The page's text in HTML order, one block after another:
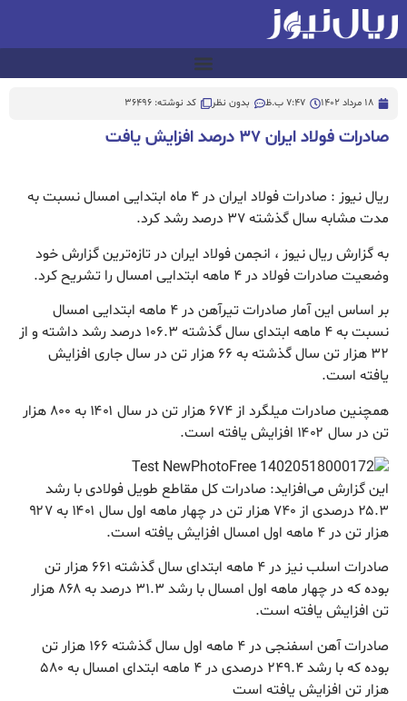
18 مرداد 1402 7:47 ب.ظ بدون نظر کد نوشته: 36496
صادرات فولاد ایران ۳۷ درصد افزایش یافت
ریال نیوز : صادرات فولاد ایران در ۴ ماه ابتدایی امسال نسبت به
مدت مشابه سال گذشته ۳۷ درصد رشد کرد.
به گزارش ریال نیوز ، انجمن فولاد ایران در تازه‌ترین گزارش خود
وضعیت صادرات فولاد در ۴ ماهه ابتدایی امسال را تشریح کرد.
بر اساس این آمار صادرات تیرآهن در ۴ ماهه ابتدایی امسال
نسبت به ۴ ماهه ابتدای سال گذشته ۱۰۶.۳ درصد رشد داشته و از
۳۲ هزار تن سال گذشته به ۶۶ هزار تن در سال جاری افزایش
یافته است.
همچنین صادرات میلگرد از ۶۷۴ هزار تن در سال ۱۴۰۱ به ۸۰۰ هزار
تن در سال ۱۴۰۲ افزایش یافته است.
این گزارش می‌افزاید: صادرات کل مقاطع طویل فولادی با رشد
۲۵.۳ درصدی از ۷۴۰ هزار تن در چهار ماهه اول سال ۱۴۰۱ به ۹۲۷
هزار تن در ۴ ماهه اول امسال افزایش یافته است.
صادرات اسلب نیز در ۴ ماهه ابتدای سال گذشته ۶۶۱ هزار تن
بوده که در چهار ماهه اول امسال با رشد ۳۱.۳ درصد به ۸۶۸ هزار
تن افزایش یافته است.
صادرات آهن اسفنجی در ۴ ماهه اول سال گذشته ۱۶۶ هزار تن
بوده که با رشد ۲۴۹.۴ درصدی در ۴ ماهه ابتدای امسال به ۵۸۰
هزار تن افزایش یافته است